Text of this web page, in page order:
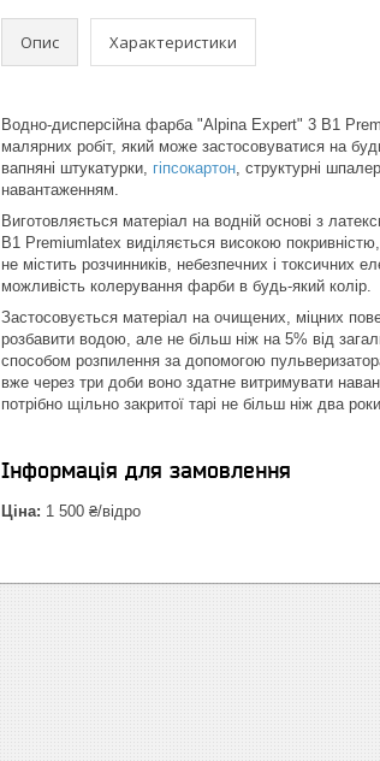
Опис Характеристики
Водно-дисперсійна фарба "Alpina Expert" 3 B1
малярних робіт, який може застосовуватися на
вапняні штукатурки, гіпсокартон, структурні
навантаженням.
Виготовляється матеріал на водній основі з
B1 Premiumlatex виділяється високою
не містить розчинників, небезпечних і токсичних
можливість колерування фарби в будь-який колір.
Застосовується матеріал на очищених, міцних
розбавити водою, але не більш ніж на 5% від
способом розпилення за допомогою
вже через три доби воно здатне витримувати
потрібно щільно закритої тарі не більш ніж два
Інформація для замовлення
Ціна: 1 500 ₴/відро